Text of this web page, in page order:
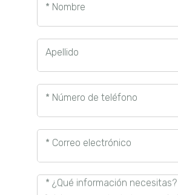
* Nombre
Apellido
* Número de teléfono
* Correo electrónico
* ¿Qué información necesitas?